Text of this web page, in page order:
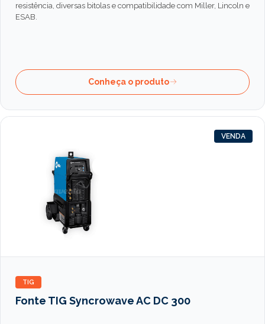
resistência, diversas bitolas e compatibilidade com Miller, Lincoln e
ESAB.
Conheça o produto
VENDA
TIG
Fonte TIG Syncrowave AC DC 300